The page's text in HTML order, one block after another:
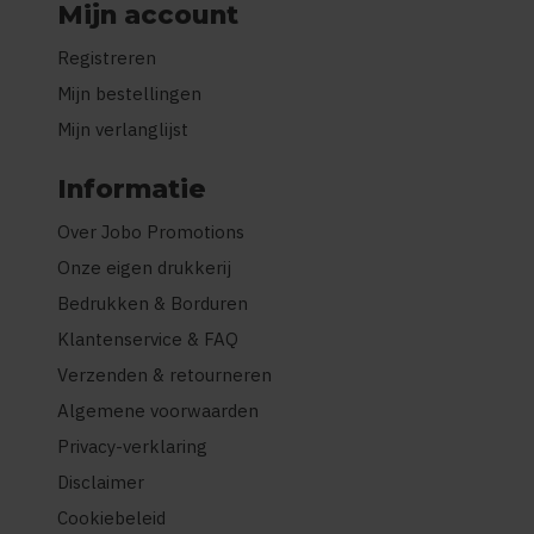
Mijn account
Registreren
Mijn bestellingen
Mijn verlanglijst
Informatie
Over Jobo Promotions
Onze eigen drukkerij
Bedrukken & Borduren
Klantenservice & FAQ
Verzenden & retourneren
Algemene voorwaarden
Privacy-verklaring
Disclaimer
Cookiebeleid